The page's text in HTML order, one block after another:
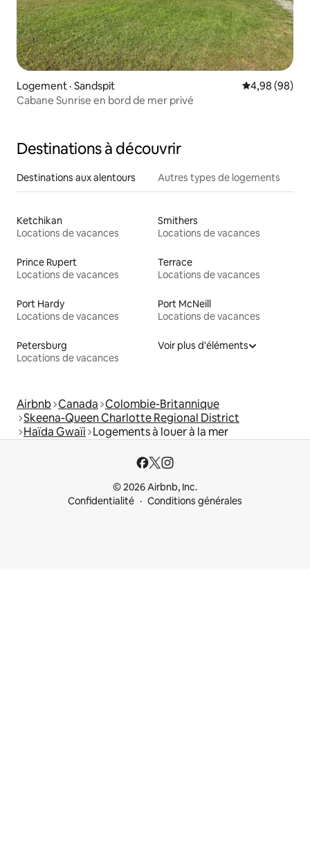
Logement · Sandspit Note
4,98 (98)
Cabane Sunrise en bord de mer privé
Destinations à découvrir
Destinations aux alentours Autres types de logements
Ketchikan
Locations de vacances
Smithers
Locations de vacances
Prince Rupert
Locations de vacances
Terrace
Locations de vacances
Port Hardy
Locations de vacances
Port McNeill
Locations de vacances
Petersburg
Locations de vacances
Voir plus d'éléments
Airbnb Canada Colombie-Britannique
Skeena-Queen Charlotte Regional District
Haïda Gwaïi Logements à louer à la mer
© 2026 Airbnb, Inc.
Confidentialité
Conditions générales